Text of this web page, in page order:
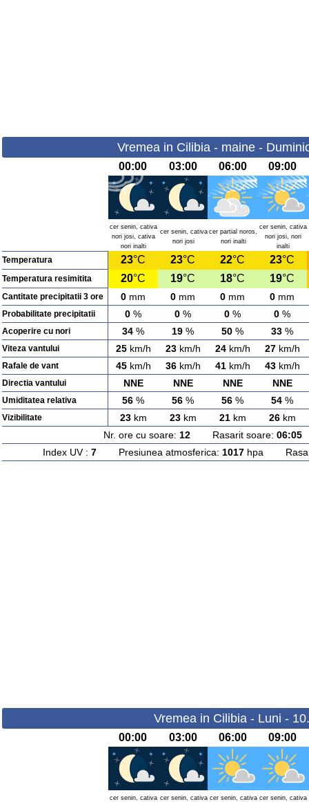
Vremea in Cilibia - maine -
00:00 03:00 06:00 09:00
cer senin, cativa
nori josi, cativa
nori inalti
cer senin, cativa
nori josi
cer partial noros,
nori inalti
cer senin, cativa
nori josi, nori
inalti
Temperatura 23°C 23°C 22°C 23°C
Temperatura resimitita 20°C 19°C 18°C 19°C
Cantitate precipitatii 3 ore 0 mm 0 mm 0 mm 0 mm
Probabilitate precipitatii 0 % 0 % 0 % 0 %
Acoperire cu nori 34 % 19 % 50 % 33 %
Viteza vantului 25km/h 23km/h 24km/h 27km/h
Rafale de vant 45km/h 36km/h 41km/h 43km/h
Directia vantului NNE NNE NNE NNE
Umiditatea relativa 56 % 56 % 56 % 54 %
Vizibilitate 23km 23km 21km 26km
Nr. ore cu soare: 12Rasarit soare: 06:05
Index UV : 7Presiunea atmosferica: 1017hpa
Vremea in Cilibia - Luni -
00:00 03:00 06:00 09:00
cer senin, cativa cer senin, cativa cer senin, cativa cer senin, cativa